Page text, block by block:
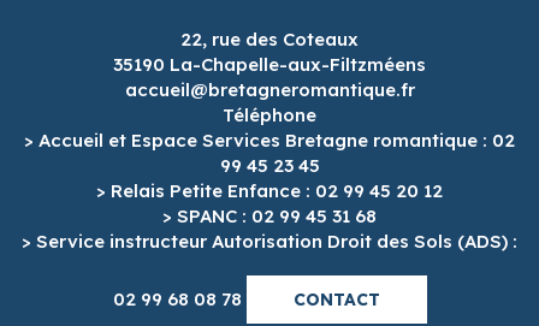
22, rue des Coteaux
35190 La-Chapelle-aux-Filtzméens
accueil@bretagneromantique.fr
Téléphone
> Accueil et Espace Services Bretagne romantique : 02
99 45 23 45
> Relais Petite Enfance : 02 99 45 20 12
> SPANC : 02 99 45 31 68
> Service instructeur Autorisation Droit des Sols (ADS) :
02 99 68 08 78 CONTACT